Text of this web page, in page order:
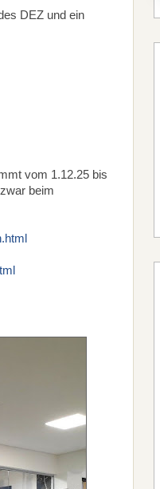
DEZ und ein
vom 1.12.25 bis
beim